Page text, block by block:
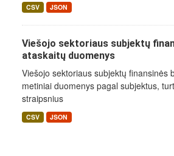
CSV JSON
Viešojo sektoriaus subjektų
ataskaitų duomenys
Viešojo sektoriaus subjektų finansinės
metiniai duomenys pagal subjektus,
straipsnius
CSV JSON